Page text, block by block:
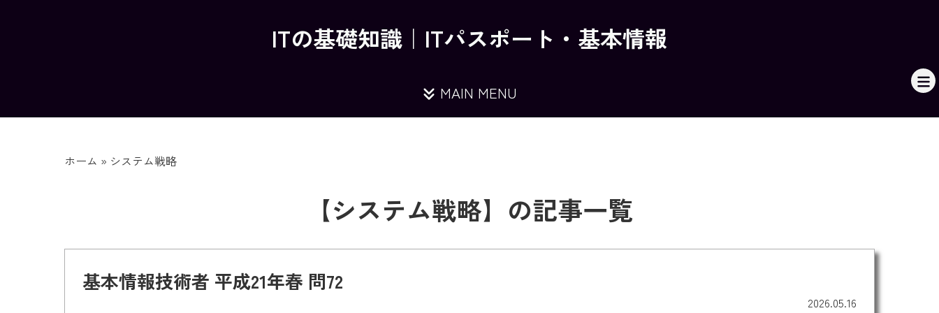
ITの基礎知識｜ITパスポート・基本情報
MAIN MENU
ホーム » システム戦略
【システム戦略】の記事一覧
基本情報技術者 平成21年春 問72
2026.05.16